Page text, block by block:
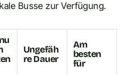
Busse zur Verfügung.
Ungefäh
re Dauer
Am
besten
für